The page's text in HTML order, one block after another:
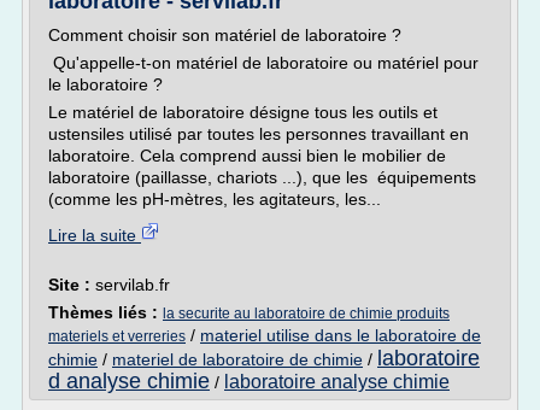
Comment choisir son matériel de laboratoire ?
Qu'appelle-t-on matériel de laboratoire ou matériel pour
le laboratoire ?
Le matériel de laboratoire désigne tous les outils et
ustensiles utilisé par toutes les personnes travaillant en
laboratoire. Cela comprend aussi bien le mobilier de
laboratoire (paillasse, chariots ...), que les équipements
(comme les pH-mètres, les agitateurs, les...
Lire la suite
Site : servilab.fr
Thèmes liés : la securite au laboratoire de chimie produits
materiels et verreries / materiel utilise dans le laboratoire de
chimie / materiel de laboratoire de chimie / laboratoire
d analyse chimie / laboratoire analyse chimie